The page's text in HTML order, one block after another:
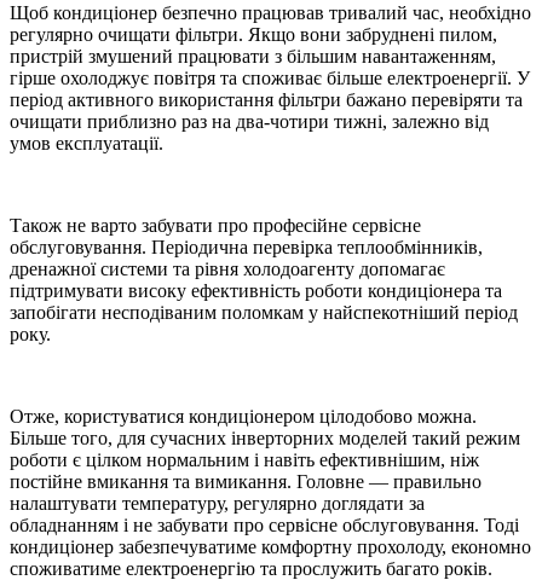
Щоб кондиціонер безпечно працював тривалий час, необхідно
регулярно очищати фільтри. Якщо вони забруднені пилом,
пристрій змушений працювати з більшим навантаженням,
гірше охолоджує повітря та споживає більше електроенергії. У
період активного використання фільтри бажано перевіряти та
очищати приблизно раз на два-чотири тижні, залежно від
умов експлуатації.
Також не варто забувати про професійне сервісне
обслуговування. Періодична перевірка теплообмінників,
дренажної системи та рівня холодоагенту допомагає
підтримувати високу ефективність роботи кондиціонера та
запобігати несподіваним поломкам у найспекотніший період
року.
Отже, користуватися кондиціонером цілодобово можна.
Більше того, для сучасних інверторних моделей такий режим
роботи є цілком нормальним і навіть ефективнішим, ніж
постійне вмикання та вимикання. Головне — правильно
налаштувати температуру, регулярно доглядати за
обладнанням і не забувати про сервісне обслуговування. Тоді
кондиціонер забезпечуватиме комфортну прохолоду, економно
споживатиме електроенергію та прослужить багато років.